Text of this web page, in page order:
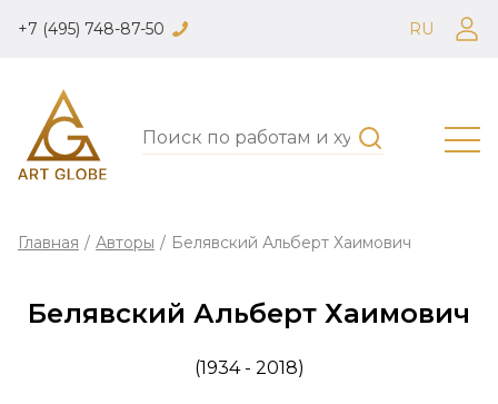
+7 (495) 748-87-50 RU
Главная / Авторы / Белявский Альберт Хаимович
Белявский Альберт Хаимович
(1934 - 2018)